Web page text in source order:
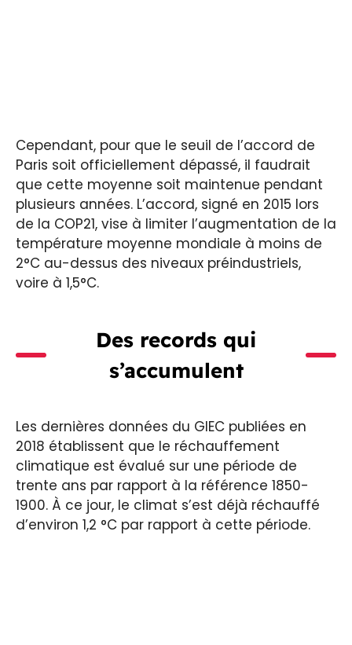
Cependant, pour que le seuil de l’accord de
Paris soit officiellement dépassé, il faudrait
que cette moyenne soit maintenue pendant
plusieurs années. L’accord, signé en 2015 lors
de la COP21, vise à limiter l’augmentation de la
température moyenne mondiale à moins de
2°C au-dessus des niveaux préindustriels,
voire à 1,5°C.
Des records qui
s’accumulent
Les dernières données du GIEC publiées en
2018 établissent que le réchauffement
climatique est évalué sur une période de
trente ans par rapport à la référence 1850-
1900. À ce jour, le climat s’est déjà réchauffé
d’environ 1,2 °C par rapport à cette période.